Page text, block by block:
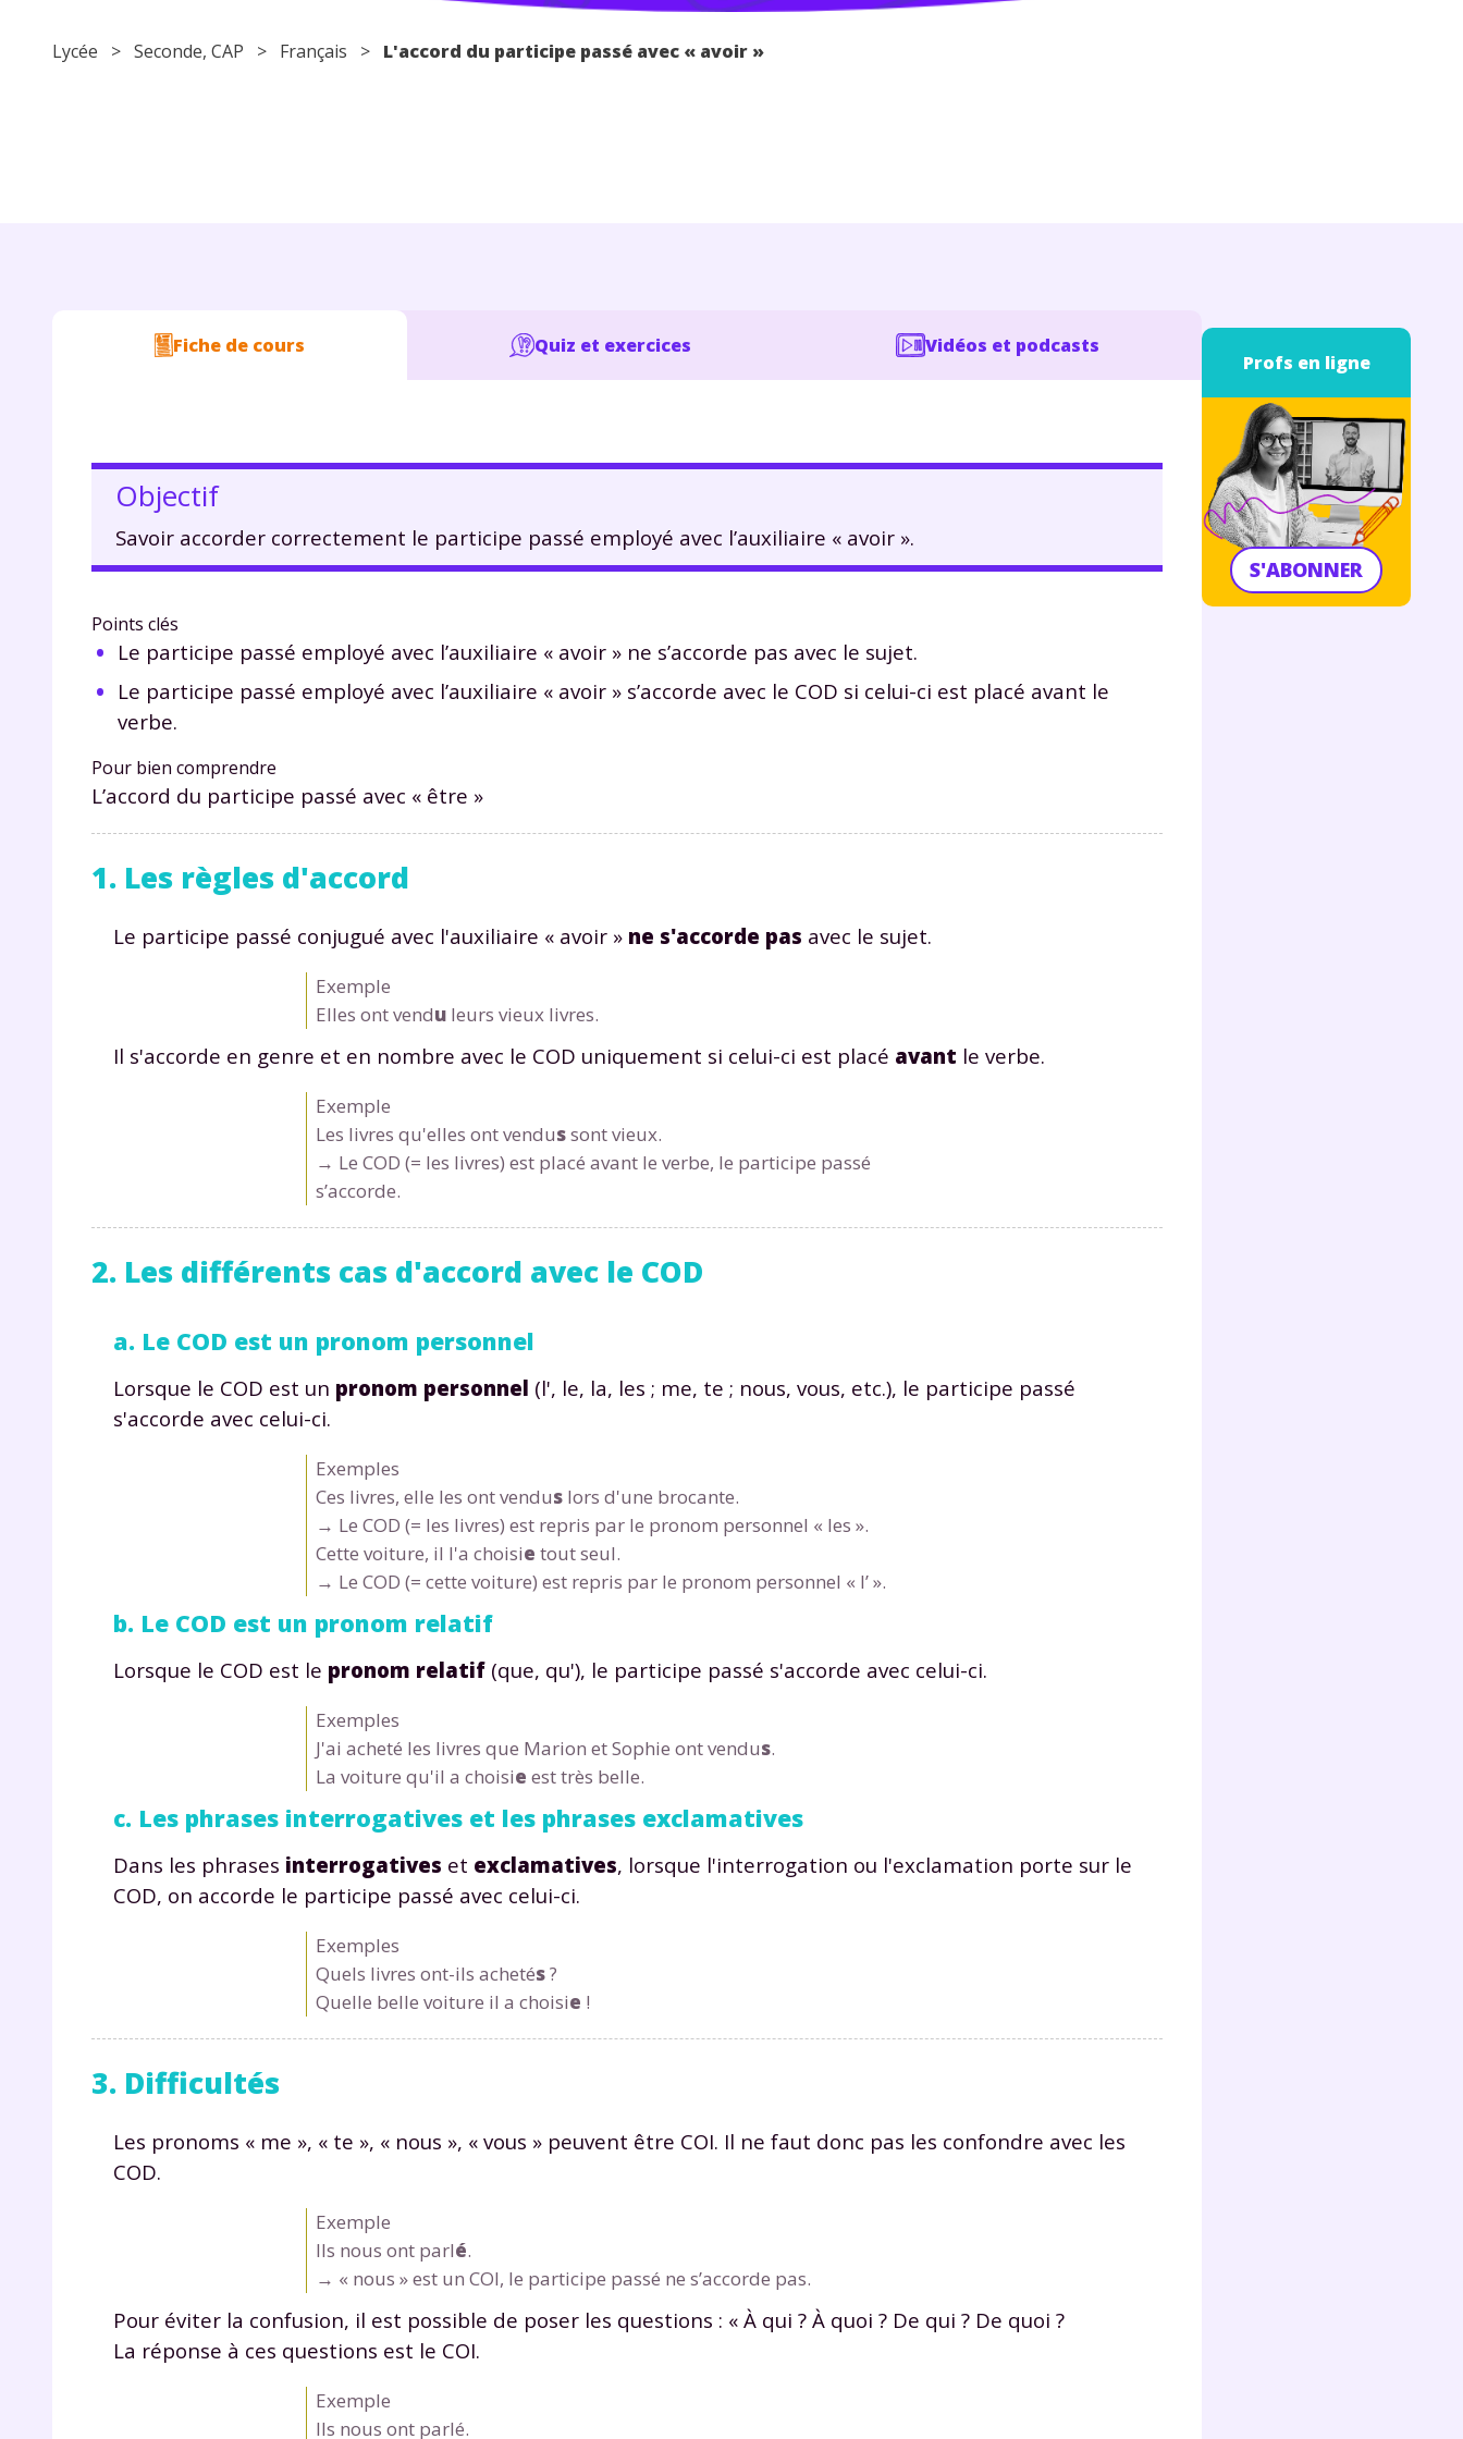
Lycée > Seconde, CAP > Français > L'accord du participe passé avec « avoir »
Fiche de cours Quiz et exercices Vidéos et podcasts
Objectif
Savoir accorder correctement le participe passé employé avec l’auxiliaire « avoir ».
Points clés
Le participe passé employé avec l’auxiliaire « avoir » ne s’accorde pas avec le sujet.
Le participe passé employé avec l’auxiliaire « avoir » s’accorde avec le COD si celui-ci est placé avant le
verbe.
Pour bien comprendre
L’accord du participe passé avec « être »
1. Les règles d'accord
Le participe passé conjugué avec l'auxiliaire « avoir » ne s'accorde pas avec le sujet.
Exemple
Elles ont vendu leurs vieux livres.
Il s'accorde en genre et en nombre avec le COD uniquement si celui-ci est placé avant le verbe.
Exemple
Les livres qu'elles ont vendussont vieux.
→ Le COD (= les livres) est placé avant le verbe, le participe passé
s’accorde.
2. Les différents cas d'accord avec le COD
a. Le COD est un pronom personnel
Lorsque le COD est un pronom personnel (l', le, la, les ; me, te ; nous, vous, etc.), le participe passé
s'accorde avec celui-ci.
Exemples
Ces livres, elle les ont vendus lors d'une brocante.
→ Le COD (= les livres) est repris par le pronom personnel « les ».
Cette voiture, il l'a choisie tout seul.
→ Le COD (= cette voiture) est repris par le pronom personnel « l’ ».
b. Le COD est un pronom relatif
Lorsque le COD est le pronom relatif (que, qu'), le participe passé s'accorde avec celui-ci.
Exemples
J'ai acheté les livres que Marion et Sophie ont vendus.
La voiture qu'il a choisie est très belle.
c. Les phrases interrogatives et les phrases exclamatives
Dans les phrases interrogatives et exclamatives, lorsque l'interrogation ou l'exclamation porte sur le
COD, on accorde le participe passé avec celui-ci.
Exemples
Quels livres ont-ils achetés?
Quelle belle voiture il a choisie !
3. Difficultés
Les pronoms « me », « te », « nous », « vous » peuvent être COI. Il ne faut donc pas les confondre avec les
COD.
Exemple
Ils nous ont parlé.
→ « nous » est un COI, le participe passé ne s’accorde pas.
Pour éviter la confusion, il est possible de poser les questions : « À qui ? À quoi ? De qui ? De quoi ?
La réponse à ces questions est le COI.
Exemple
Ils nous ont parlé.
Profs en ligne
S'ABONNER
réussir votre année scolaire ?
Testez gratuitement pendant 24h
notre plateforme de soutien scolaire !
Fiches de cours et vidéos
Unespace dédié aux
parents pour suivre les
progrès
vos droits, vous pouvez consulter
J’accepte de recevoir les actualités et des communications de la
part de myMaxicours.
désinscription présent dans chaque newsletter. Pour en savoir plus sur la gestion